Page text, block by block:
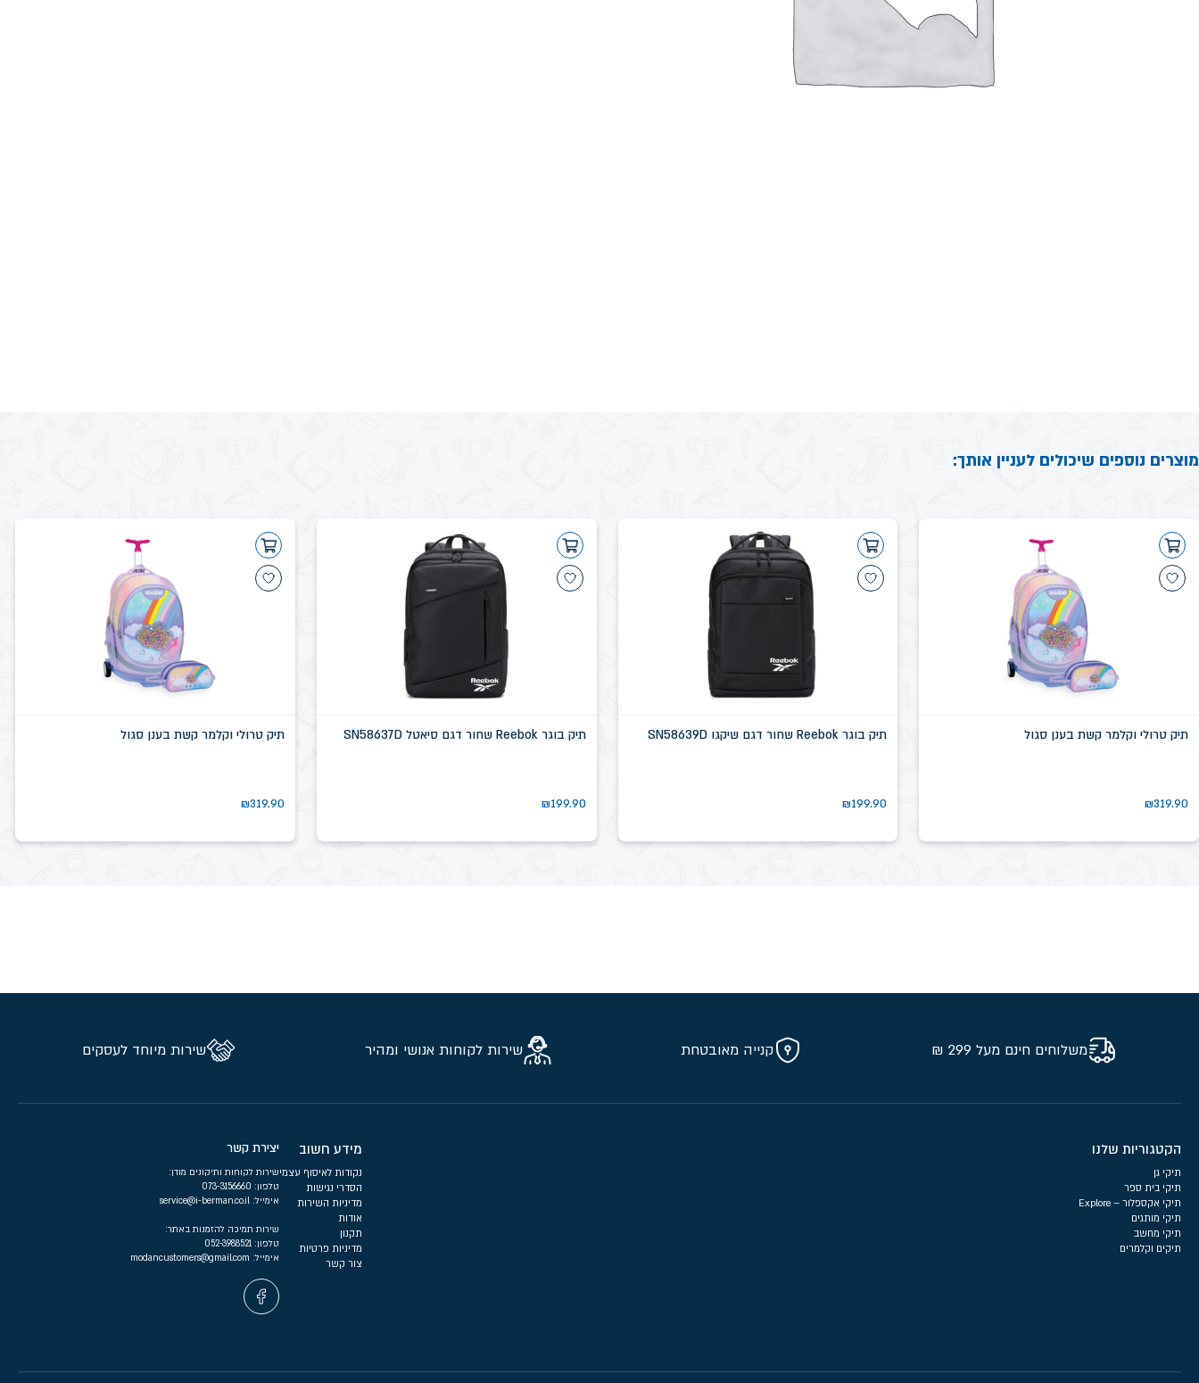
מוצרים נוספים שיכולים לעניין אותך:
תיק טרולי וקלמר קשת בענן סגול
₪319.90
תיק בוגר Reebok שחור דגם שיקגו SN58639D
₪199.90
תיק בוגר Reebok שחור דגם סיאטל SN58637D
₪199.90
תיק טרולי וקלמר קשת בענן סגול
₪319.90
משלוחים חינם מעל 299 ₪ קנייה מאובטחת שירות לקוחות אנושי ומהיר שירות מיוחד לעסקים
הקטגוריות שלנו
תיקי גן
תיקי בית ספר
תיקי אקספלור – Explore
תיקי מותגים
תיקי מחשב
תיקים וקלמרים
מידע חשוב
נקודות לאיסוף עצמי
הסדרי נגישות
מדיניות השירות
אודות
תקנון
מדיניות פרטיות
צור קשר
יצירת קשר
שירות לקוחות ותיקונים מודן:
טלפון:
אימייל:
שירות תמיכה להזמנות באתר:
טלפון:
אימייל: